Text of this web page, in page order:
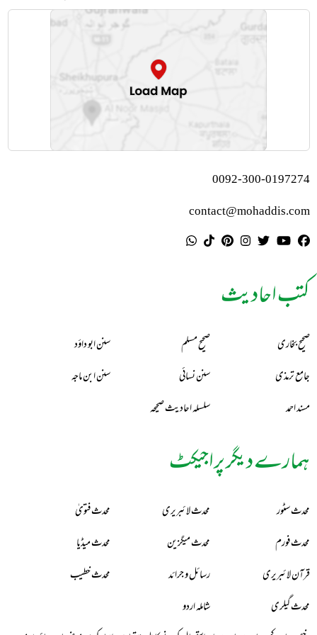
0092-300-0197274
contact@mohaddis.com
کتب احادیث
صحیح بخاری صحیح مسلم
سنن ابو داؤد
جامع ترمذی
سنن نسائی
سنن ابن ماجہ
مسند احمد
سلسلہ احادیث صحیحہ
ہمارے دیگر پراجیکٹ
محدث سٹور محدث لائبریری
محدث فتویٰ
محدث فورم
محدث میگزین
محدث میڈیا
قرآن لائبریری
رسائل و جرائد
محدث خطیب
محدث گیلری
شاملہ اردو